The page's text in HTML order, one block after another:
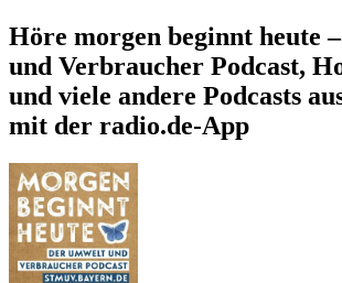
Höre morgen beginnt heute
und Verbraucher Podcast,
und viele andere Podcasts
mit der radio.de-App